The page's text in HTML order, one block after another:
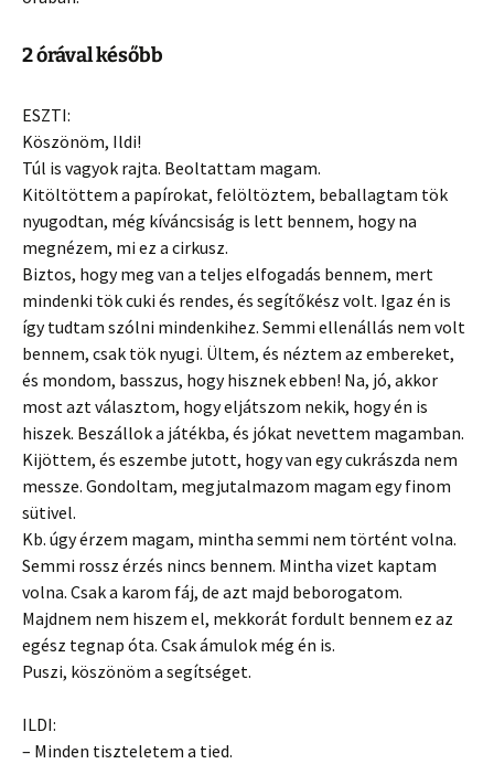
2 órával később
ESZTI:
Köszönöm, Ildi!
Túl is vagyok rajta. Beoltattam magam.
Kitöltöttem a papírokat, felöltöztem, beballagtam tök
nyugodtan, még kíváncsiság is lett bennem, hogy na
megnézem, mi ez a cirkusz.
Biztos, hogy meg van a teljes elfogadás bennem, mert
mindenki tök cuki és rendes, és segítőkész volt. Igaz én is
így tudtam szólni mindenkihez. Semmi ellenállás nem volt
bennem, csak tök nyugi. Ültem, és néztem az embereket,
és mondom, basszus, hogy hisznek ebben! Na, jó, akkor
most azt választom, hogy eljátszom nekik, hogy én is
hiszek. Beszállok a játékba, és jókat nevettem magamban.
Kijöttem, és eszembe jutott, hogy van egy cukrászda nem
messze. Gondoltam, megjutalmazom magam egy finom
sütivel.
Kb. úgy érzem magam, mintha semmi nem történt volna.
Semmi rossz érzés nincs bennem. Mintha vizet kaptam
volna. Csak a karom fáj, de azt majd beborogatom.
Majdnem nem hiszem el, mekkorát fordult bennem ez az
egész tegnap óta. Csak ámulok még én is.
Puszi, köszönöm a segítséget.
ILDI:
– Minden tiszteletem a tied.